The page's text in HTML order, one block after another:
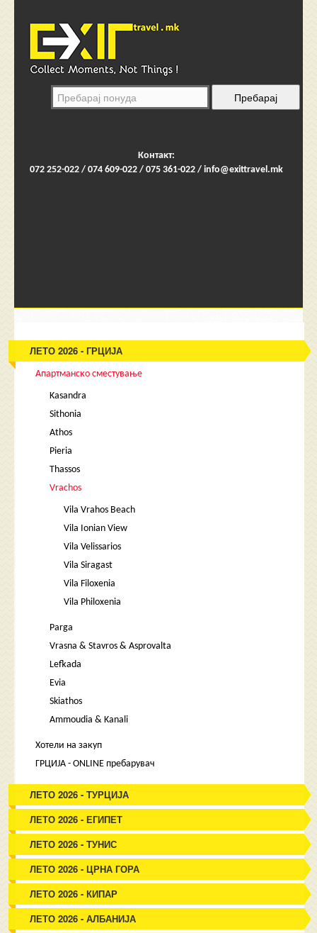
Контакт:
072 252-022 / 074 609-022 / 075 361-022 / info@exittravel.mk
ЛЕТО 2026 - ГРЦИЈА
Апартманско сместување
Kasandra
Sithonia
Athos
Pieria
Thassos
Vrachos
Vila Vrahos Beach
Vila Ionian View
Vila Velissarios
Vila Siragast
Vila Filoxenia
Vila Philoxenia
Parga
Vrasna & Stavros & Asprovalta
Lefkada
Evia
Skiathos
Ammoudia & Kanali
Хотели на закуп
ГРЦИЈА - ONLINE пребарувач
ЛЕТО 2026 - ТУРЦИЈА
ЛЕТО 2026 - ЕГИПЕТ
ЛЕТО 2026 - ТУНИС
ЛЕТО 2026 - ЦРНА ГОРА
ЛЕТО 2026 - КИПАР
ЛЕТО 2026 - АЛБАНИЈА